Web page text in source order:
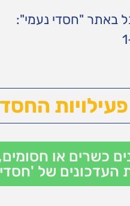
באתר "חסדי נעמי":
כשרים או
העדכונים של